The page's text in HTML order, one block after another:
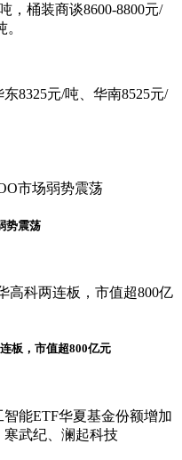
，桶装商谈8600-8800元/
8325元/吨、华南8525元/
势震荡
板，市值超800亿元